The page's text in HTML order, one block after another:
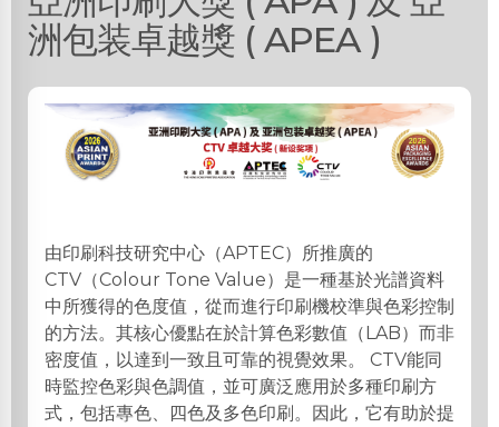
洲包装卓越獎 ( APEA )
由印刷科技研究中心（APTEC）所推廣的
CTV（Colour Tone Value）是一種基於光譜資料
中所獲得的色度值，從而進行印刷機校準與色彩控制
的方法。其核心優點在於計算色彩數值（LAB）而非
密度值，以達到一致且可靠的視覺效果。 CTV能同
時監控色彩與色調值，並可廣泛應用於多種印刷方
式，包括專色、四色及多色印刷。因此，它有助於提